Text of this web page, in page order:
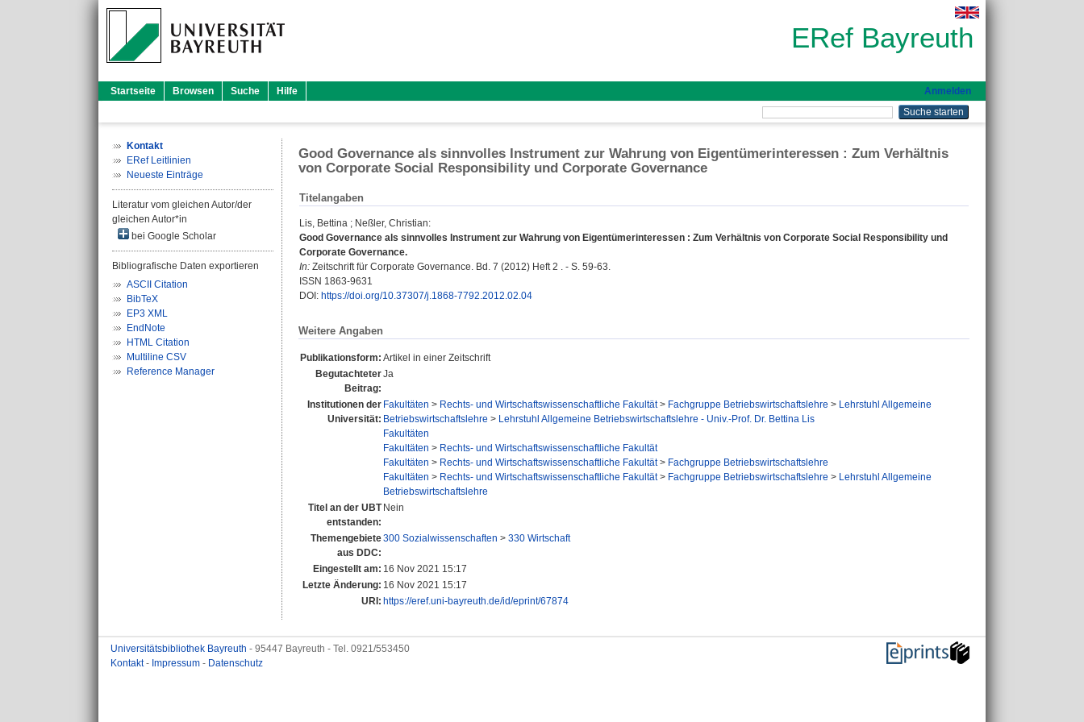
ERef Bayreuth
Startseite Browsen Suche Hilfe Anmelden
Kontakt
ERef Leitlinien
Neueste Einträge
Literatur vom gleichen Autor/der
gleichen Autor*in
bei Google Scholar
Bibliografische Daten exportieren
ASCII Citation
BibTeX
EP3 XML
EndNote
HTML Citation
Multiline CSV
Reference Manager
Good Governance als sinnvolles Instrument zur Wahrung von Eigentümerinteressen : Zum Verhältnis
von Corporate Social Responsibility und Corporate Governance
Titelangaben
Lis, Bettina ; Neßler, Christian:
Good Governance als sinnvolles Instrument zur Wahrung von Eigentümerinteressen : Zum Verhältnis von Corporate Social Responsibility und
Corporate Governance.
In: Zeitschrift für Corporate Governance. Bd. 7 (2012) Heft 2 . - S. 59-63.
ISSN 1863-9631
DOI: https://doi.org/10.37307/j.1868-7792.2012.02.04
Weitere Angaben
Publikationsform: Artikel in einer Zeitschrift
Begutachteter
Beitrag:
Ja
Institutionen der
Universität:
Fakultäten > Rechts- und Wirtschaftswissenschaftliche Fakultät> Fachgruppe Betriebswirtschaftslehre > Lehrstuhl Allgemeine
Betriebswirtschaftslehre > Lehrstuhl Allgemeine Betriebswirtschaftslehre - Univ.-Prof. Dr. Bettina Lis
Fakultäten
Fakultäten > Rechts- und Wirtschaftswissenschaftliche Fakultät
Fakultäten > Rechts- und Wirtschaftswissenschaftliche Fakultät> Fachgruppe Betriebswirtschaftslehre
Fakultäten > Rechts- und Wirtschaftswissenschaftliche Fakultät> Fachgruppe Betriebswirtschaftslehre > Lehrstuhl Allgemeine
Betriebswirtschaftslehre
Titel an der UBT
entstanden:
Nein
Themengebiete
aus DDC:
300 Sozialwissenschaften > 330 Wirtschaft
Eingestellt am: 16 Nov 2021 15:17
Letzte Änderung: 16 Nov 2021 15:17
URI: https://eref.uni-bayreuth.de/id/eprint/67874
Universitätsbibliothek Bayreuth - 95447 Bayreuth - Tel. 0921/553450
Kontakt- Impressum - Datenschutz